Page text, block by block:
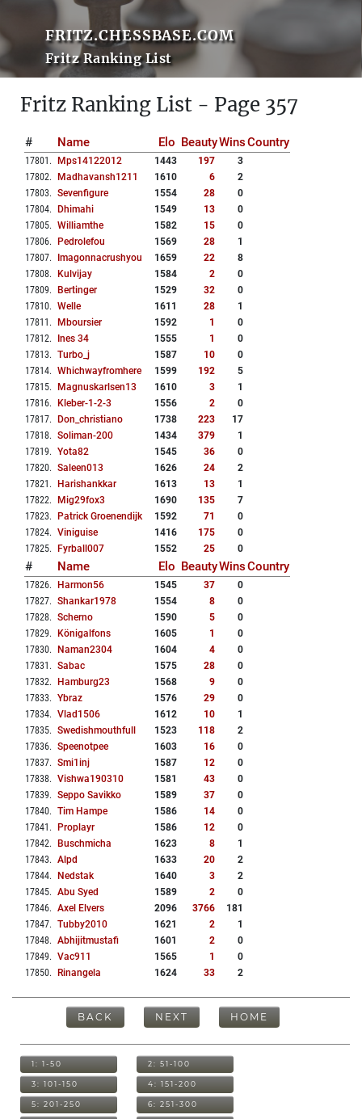
FRITZ.CHESSBASE.COM
Fritz Ranking List
Fritz Ranking List - Page 357
# Name Elo BeautyWinsCountry
17801 . Mps14122012 1443 197
3
17802. Madhavansh1211 1610 6
2
17803. Sevenfigure 1554 28
0
17804. Dhimahi 1549 13
0
17805. Williamthe 1582 15
0
17806. Pedrolefou 1569 28
1
17807. Imagonnacrushyou 1659 22
8
17808. Kulvijay 1584 2
0
17809. Bertinger 1529 32
0
17810. Welle 1611 28
1
17811 . Mboursier 1592 1
0
17812. Ines 34 1555 1
0
17813. Turbo_j 1587 10
0
17814. Whichwayfromhere 1599 192
5
17815. Magnuskarlsen13 1610 3
1
17816. Kleber-1-2-3 1556 2
0
17817. Don_christiano 1738 223
17
17818. Soliman-200 1434 379
1
17819. Yota82 1545 36
0
17820. Saleen013 1626 24
2
17821 . Harishankkar 1613 13
1
17822. Mig29fox3 1690 135
7
17823. Patrick Groenendijk 1592 71
0
17824. Viniguise 1416 175
0
17825. Fyrball007 1552 25 0
# Name Elo BeautyWinsCountry
17826. Harmon56 1545 37
0
17827. Shankar1978 1554 8
0
17828. Scherno 1590 5
0
17829. Königalfons 1605 1
0
17830. Naman2304 1604 4
0
17831 . Sabac 1575 28
0
17832. Hamburg23 1568 9
0
17833. Ybraz 1576 29
0
17834. Vlad1506 1612 10
1
17835. Swedishmouthfull 1523 118
2
17836. Speenotpee 1603 16
0
17837. Smi1inj 1587 12
0
17838. Vishwa190310 1581 43
0
17839. Seppo Savikko 1589 37
0
17840. Tim Hampe 1586 14
0
17841 . Proplayr 1586 12
0
17842. Buschmicha 1623 8
1
17843. Alpd 1633 20
2
17844. Nedstak 1640 3
2
17845. Abu Syed 1589 2
0
17846. Axel Elvers 2096 3766
181
17847. Tubby2010 1621 2
1
17848. Abhijitmustafi 1601 2
0
17849. Vac911 1565 1
0
17850. Rinangela 1624 33 2
BACK NEXT HOME
1: 1-50 2: 51-100
3: 101-150 4: 151-200
5: 201-250 6: 251-300